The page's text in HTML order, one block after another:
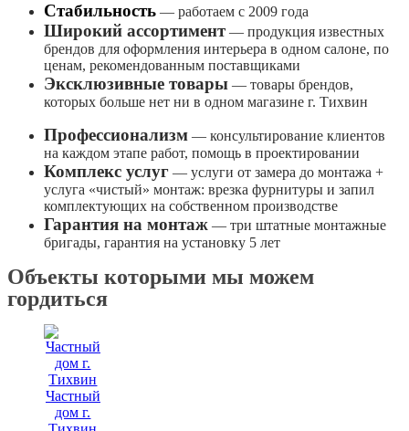
Стабильность — работаем с 2009 года
Широкий ассортимент — продукция известных
брендов для оформления интерьера в одном салоне, по
ценам, рекомендованным поставщиками
Эксклюзивные товары — товары брендов,
которых больше нет ни в одном магазине г. Тихвин
Профессионализм — консультирование клиентов
на каждом этапе работ, помощь в проектировании
Комплекс услуг — услуги от замера до монтажа +
услуга «чистый» монтаж: врезка фурнитуры и запил
комплектующих на собственном производстве
Гарантия на монтаж — три штатные монтажные
бригады, гарантия на установку 5 лет
Объекты которыми мы можем
гордиться
Частный
дом г.